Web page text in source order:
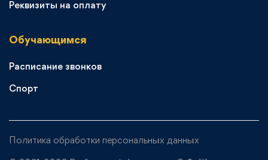
Реквизиты на оплату
Обучающимся
Расписание звонков
Спорт
Политика обработки персональных данных